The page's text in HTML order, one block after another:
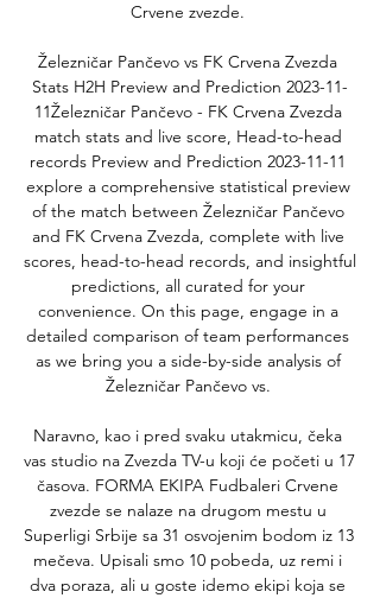
Crvene zvezde.
Železničar Pančevo vs FK Crvena Zvezda
Stats H2H Preview and Prediction 2023-11-
11Železničar Pančevo - FK Crvena Zvezda
match stats and live score, Head-to-head
records Preview and Prediction 2023-11-11
explore a comprehensive statistical preview
of the match between Železničar Pančevo
and FK Crvena Zvezda, complete with live
scores, head-to-head records, and insightful
predictions, all curated for your
convenience. On this page, engage in a
detailed comparison of team performances
as we bring you a side-by-side analysis of
Železničar Pančevo vs.
Naravno, kao i pred svaku utakmicu, čeka
vas studio na Zvezda TV-u koji će početi u 17
časova. FORMA EKIPA Fudbaleri Crvene
zvezde se nalaze na drugom mestu u
Superligi Srbije sa 31 osvojenim bodom iz 13
mečeva. Upisali smo 10 pobeda, uz remi i
dva poraza, ali u goste idemo ekipi koja se